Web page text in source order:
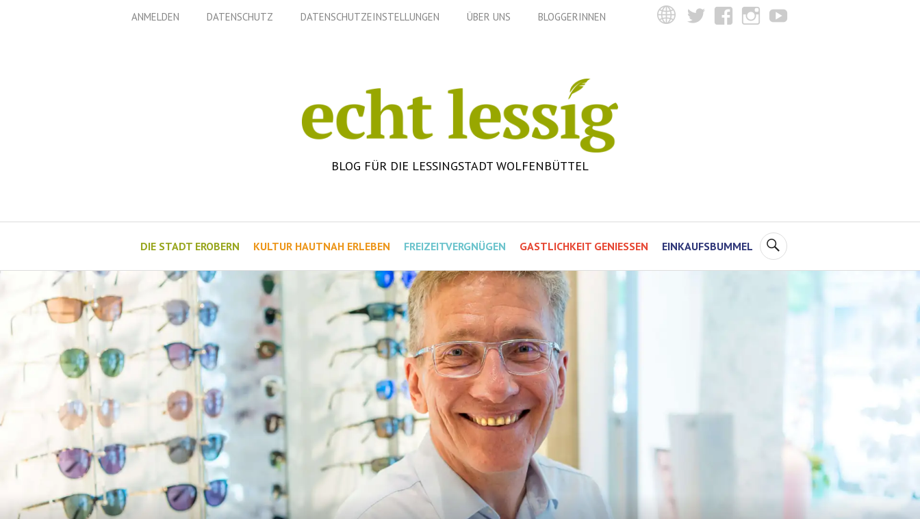
ANMELDEN DATENSCHUTZ DATENSCHUTZEINSTELLUNGEN ÜBER UNS BLOGGERINNEN TwitterFacebookInstagram
BLOG FÜR DIE LESSINGSTADT WOLFENBÜTTEL
DIE STADT EROBERN KULTUR HAUTNAH ERLEBEN FREIZEITVERGNÜGEN GASTLICHKEIT GENIESSEN EINKAUFSBUMMEL SUCHE